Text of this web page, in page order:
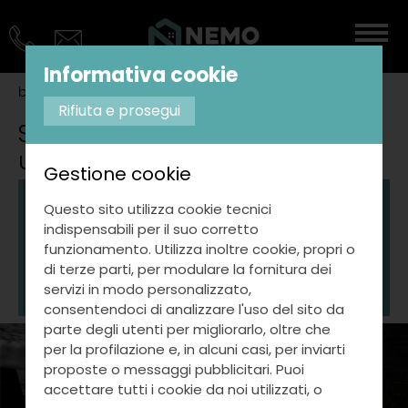
blog scopri i vantaggi di acquistare un
Scopri i vantaggi di acquistare
un immobile ad alta efficienza
Nel mercato immobiliare attuale,
l'efficienza energetica non è solo una
questione di sostenibilità ambientale,
ma anche di significativo risparmio
economico e comfort abitativo.
Informativa cookie
Rifiuta e prosegui
Gestione cookie
Questo sito utilizza cookie tecnici
indispensabili per il suo corretto
funzionamento. Utilizza inoltre cookie, propri o
di terze parti, per modulare la fornitura dei
servizi in modo personalizzato,
consentendoci di analizzare l'uso del sito da
parte degli utenti per migliorarlo, oltre che
per la profilazione e, in alcuni casi, per inviarti
proposte o messaggi pubblicitari. Puoi
accettare tutti i cookie da noi utilizzati, o